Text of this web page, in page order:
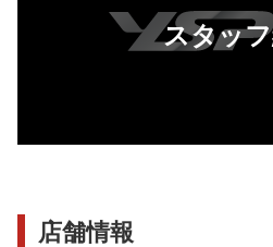
スタッ
店舗情報